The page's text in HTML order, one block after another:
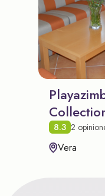
8.3 2
Vera